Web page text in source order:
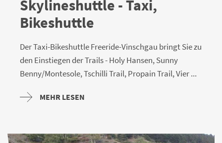
Skylineshuttle - Taxi,
Bikeshuttle
Der Taxi-Bikeshuttle Freeride-Vinschgau bringt Sie zu
den Einstiegen der Trails - Holy Hansen, Sunny
Benny/Montesole, Tschilli Trail, Propain Trail, Vier ...
MEHR LESEN